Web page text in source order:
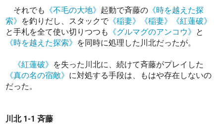
それでも 《不毛の大地》 起動で斉藤の 《時を越えた探
索》 を釣りだし、スタックで 《稲妻》 《稲妻》
《紅蓮破》
と手札を全て使い切りつつも 《グルマグのアンコウ》 と
《時を越えた探索》 を同時に処理した川北だったが。
《紅蓮破》 を失った川北に、続けて斉藤がプレイした
《真の名の宿敵》 に対処する手段は、もはや存在しないの
だった。
川北 1-1 斉藤